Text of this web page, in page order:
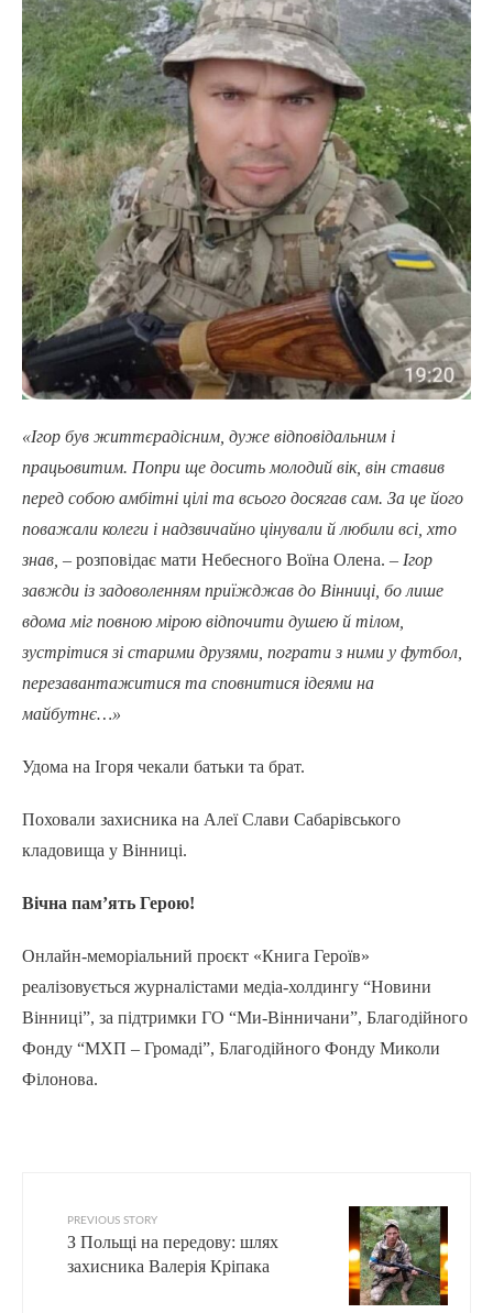
«Ігор був життєрадісним, дуже відповідальним і
працьовитим. Попри ще досить молодий вік, він ставив
перед собою амбітні цілі та всього досягав сам. За це його
поважали колеги і надзвичайно цінували й любили всі, хто
знав, – розповідає мати Небесного Воїна Олена. – Ігор
завжди із задоволенням приїжджав до Вінниці, бо лише
вдома міг повною мірою відпочити душею й тілом,
зустрітися зі старими друзями, пограти з ними у футбол,
перезавантажитися та сповнитися ідеями на
майбутнє…»
Удома на Ігоря чекали батьки та брат.
Поховали захисника на Алеї Слави Сабарівського
кладовища у Вінниці.
Вічна пам’ять Герою!
Онлайн-меморіальний проєкт «Книга Героїв»
реалізовується журналістами медіа-холдингу “Новини
Вінниці”, за підтримки ГО “Ми-Вінничани”, Благодійного
Фонду “МХП – Громаді”, Благодійного Фонду Миколи
Філонова.
PREVIOUS STORY
З Польщі на передову: шлях
захисника Валерія Кріпака